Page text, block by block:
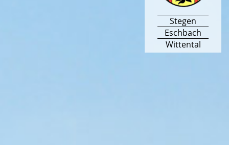
Stegen
Eschbach
Wittental